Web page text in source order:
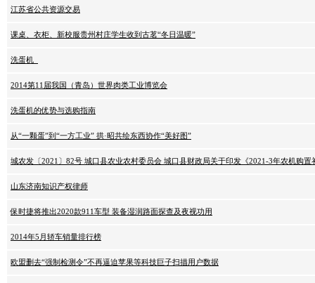
江苏省公共资源交易
课桌、衣柜、新校服贵州村庄学生收到古茗“冬日温暖”
洗蛋机_
2014第11届我国（青岛）世界肉类工业博览会
洗蛋机的优势与选购指南
从“一颗蛋”到“一方工业” 拱·昭共绘东西协作“美好图”
城农发〔2021〕82号 城口县农业农村委员会 城口县财政局关于印发《2021-3年农机购置
山东济南知识产权律师
保时捷将推出2020款911车型 装备湿润路面探查及夜视功用
2014年5月轿车销量排行榜
欧盟删去“强制检测令”不再逼迫苹果等科技巨子扫描用户数据